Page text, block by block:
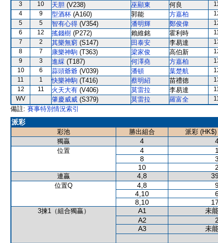
3
10 天胆 (V238) 巫顯東 何良
4
9 型酒杯 (A160) 郭能 方嘉柏
5
5 智有心得 (V354) 潘明輝 鄭俊偉
6
12 搖錢樹 (P272) 賴維銘 霍利時
7
2 其樂無窮 (S147) 田泰安 李易達
8
7 康樂神駒 (T363) 梁家俊 高伯新
9
3 進綵 (T187) 何澤堯 方嘉柏
10
6 蒜頭爺爺 (V039) 潘頓 葉楚航
11
1 快樂神駒 (T416) 蔡明紹 苗禮德
12
11 火天大有 (V406) 莫雷拉 李易達
WV
肇慶威威 (S379) 莫雷拉 羅富全
備註: 賽事特別情況索引
派彩
彩池 勝出組合
派彩 (HK$)
獨贏
4
位置 4
8
10
連贏 4,8
位置Q 4,8
4,10
8,10
3揀1（組合獨贏） A1
未
A2
A3
未